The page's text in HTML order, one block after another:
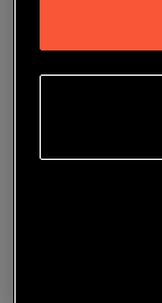
høyt
sammensetning og
støtte muskelvekst
Opptil 87 %
Lettløselig
Whey-100 er
enkel blandbarhet